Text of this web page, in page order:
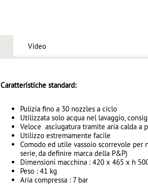
Video
Caratteristiche standard:
Pulizia fino a 30 nozzles a ciclo
Utilizzata solo acqua nel lavaggio,
Veloce asciugatura tramite aria calda a
Utilizzo estremamente facile
Comodo ed utile vassoio scorrevole per
serie, da definire marca della P&P)
Dimensioni macchina : 420 x 465 x h
Peso : 41 kg
Aria compressa : 7 bar